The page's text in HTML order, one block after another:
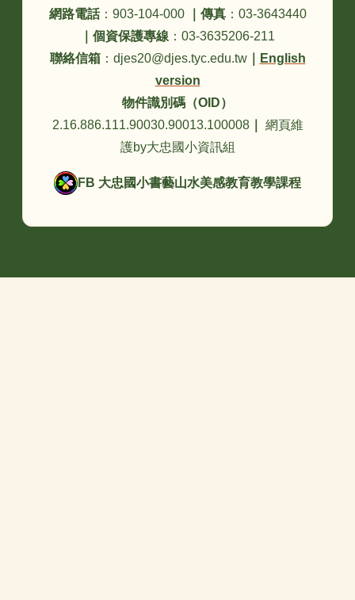
網路電話：903-104-000 傳真：03-3643440
個資保護專線 ：03-3635206-211
聯絡信箱：djes20@djes.tyc.edu.tw｜
English
version
物件識別碼（OID）
2.16.886.111.90030.90013.100008｜
網頁維
護by大忠國小資訊組
FB 大忠國小書藝山水美感教育教學課程